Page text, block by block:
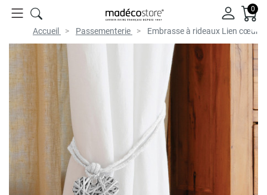
0
Accueil Passementerie Embrasse à rideaux Lien cœur